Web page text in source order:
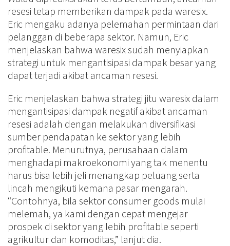
resesi tetap memberikan dampak pada waresix.
Eric mengaku adanya pelemahan permintaan dari
pelanggan di beberapa sektor. Namun, Eric
menjelaskan bahwa waresix sudah menyiapkan
strategi untuk mengantisipasi dampak besar yang
dapat terjadi akibat ancaman resesi.
Eric menjelaskan bahwa strategi jitu waresix dalam
mengantisipasi dampak negatif akibat ancaman
resesi adalah dengan melakukan diversifikasi
sumber pendapatan ke sektor yang lebih
profitable. Menurutnya, perusahaan dalam
menghadapi makroekonomi yang tak menentu
harus bisa lebih jeli menangkap peluang serta
lincah mengikuti kemana pasar mengarah.
“Contohnya, bila sektor consumer goods mulai
melemah, ya kami dengan cepat mengejar
prospek di sektor yang lebih profitable seperti
agrikultur dan komoditas,” lanjut dia.